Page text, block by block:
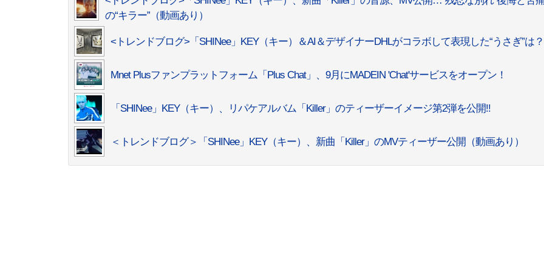
の“キラー”（動画あり）
<トレンドブログ>「SHINee」KEY（キー）＆AI＆デザイナーDHLがコラボして表現した“うさぎ”は？
Mnet Plusファンプラットフォーム「Plus Chat」、9月にMADEIN 'Chat'サービスをオープン！
「SHINee」KEY（キー）、リパケアルバム「Killer」のティーザーイメージ第2弾を公開!!
＜トレンドブログ＞「SHINee」KEY（キー）、新曲「Killer」のMVティーザー公開（動画あり）